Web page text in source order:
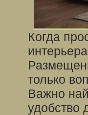
Когда
только
Важно
удобство